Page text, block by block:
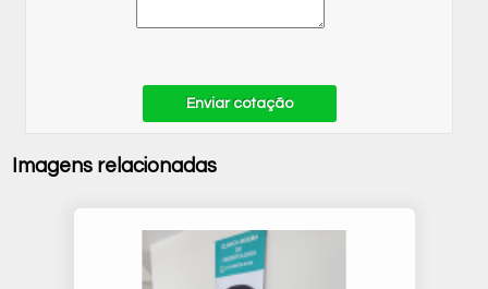
Enviar cotação
Imagens relacionadas